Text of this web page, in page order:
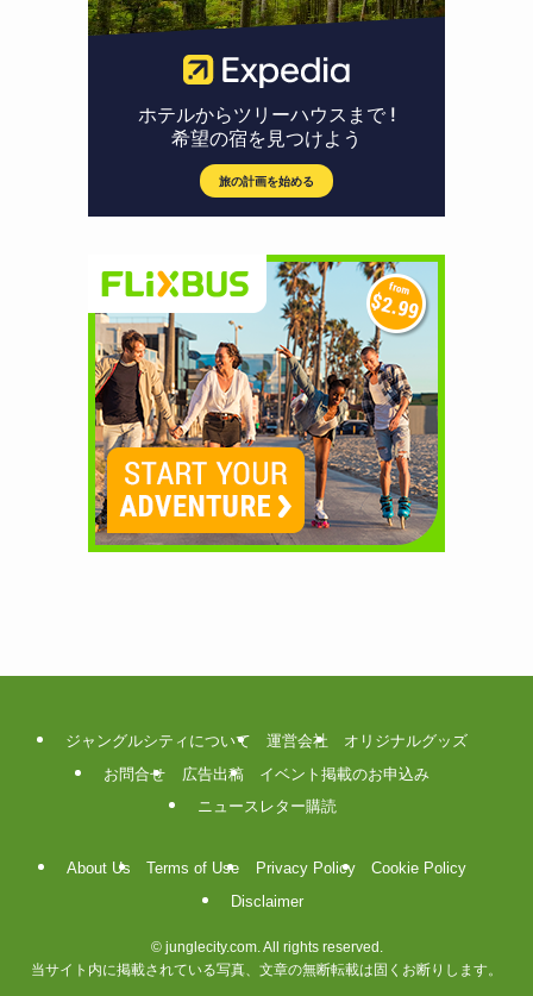
ジャングルシティについて 運営会社
オリジナルグッズ
お問合せ
広告出稿
イベント掲載のお申込み
ニュースレター購読
About Us Terms of Use Privacy Policy
Cookie Policy
Disclaimer
©junglecity.com. All rights reserved.
当サイト内に掲載されている写真、文章の無断転載は固くお断りします。